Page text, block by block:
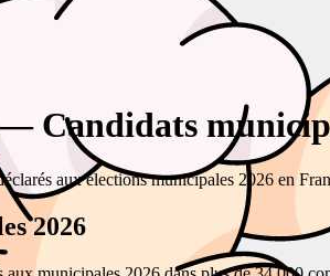
Candidats
aux élections municipales 2026 en
2026